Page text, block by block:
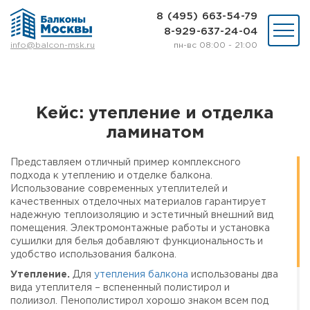
info@balcon-msk.ru
8 (495) 663-54-79
8-929-637-24-04
пн-вс 08:00 - 21:00
Отделка
Виды остекления
Цены
Примеры работ
О нас
Статьи и байки
8 (495) 663-54-79
ВЫЗВАТЬ ЗАМЕРЩИКА
Кейс: утепление и отделка
ламинатом
Представляем отличный пример комплексного
подхода к утеплению и отделке балкона.
Использование современных утеплителей и
качественных отделочных материалов гарантирует
надежную теплоизоляцию и эстетичный внешний вид
помещения. Электромонтажные работы и установка
сушилки для белья добавляют функциональность и
удобство использования балкона.
Утепление. Для утепления балкона использованы два
вида утеплителя – вспененный полистирол и
полиизол. Пенополистирол хорошо знаком всем под